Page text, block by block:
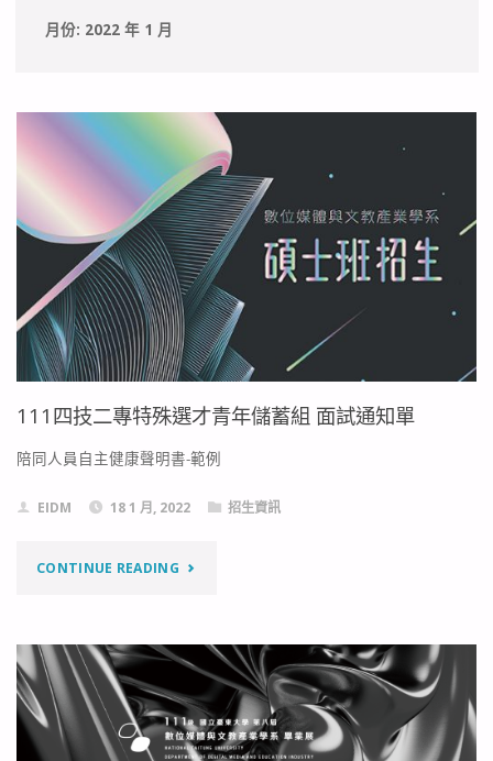
月份: 2022 年 1 月
111四技二專特殊選才青年儲蓄組 面試通知單
陪同人員自主健康聲明書-範例
EIDM 18 1 月, 2022 招生資訊
CONTINUE READING"111
技
二
專